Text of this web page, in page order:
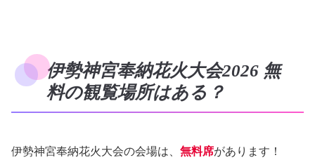
伊勢神宮奉納花火大会2026 無
料の観覧場所はある？
伊勢神宮奉納花火大会の会場は、 無料席があります！